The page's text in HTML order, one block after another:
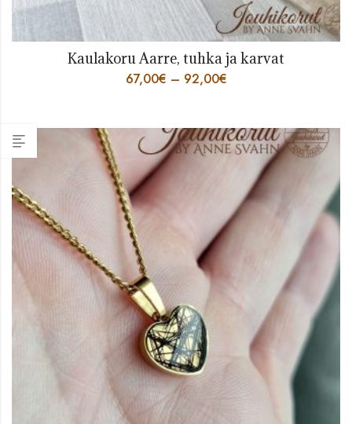
Kaulakoru Aarre, tuhka ja karvat
67,00€ – 92,00€